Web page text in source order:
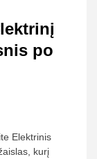
po
Elektrinis
kurį